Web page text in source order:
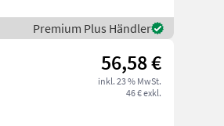
Premium Plus Händler
56,58 €
inkl. 23 % MwSt.
46 € exkl.